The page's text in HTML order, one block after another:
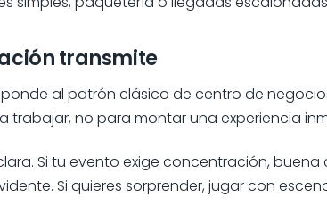
transmite
al patrón clásico de centro de
trabajar, no para montar una experiencia
Si tu evento exige concentración,
Si quieres sorprender, jugar con